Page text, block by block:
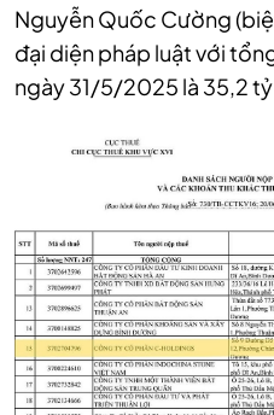
Nguyễn Quốc Cường
đại diện pháp luậtvới
ngày 31/5/2025 là 35,2